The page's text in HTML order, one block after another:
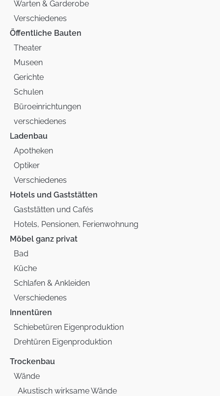
Warten & Garderobe
Verschiedenes
Öffentliche Bauten
Theater
Museen
Gerichte
Schulen
Büroeinrichtungen
verschiedenes
Ladenbau
Apotheken
Optiker
Verschiedenes
Hotels und Gaststätten
Gaststätten und Cafés
Hotels, Pensionen, Ferienwohnung
Möbel ganz privat
Bad
Küche
Schlafen & Ankleiden
Verschiedenes
Innentüren
Schiebetüren Eigenproduktion
Drehtüren Eigenproduktion
Trockenbau
Wände
Akustisch wirksame Wände